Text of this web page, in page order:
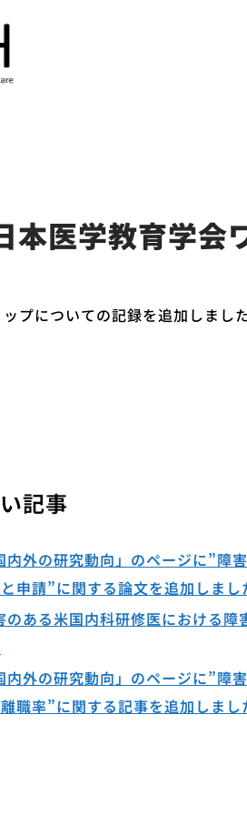
医学教育学会
プについての記録を追加しました
記事
内外の研究動向」のページに”障
申請”に関する論文を追加しまし
のある米国内科研修医における障
内外の研究動向」のページに”障
職率”に関する記事を追加しまし